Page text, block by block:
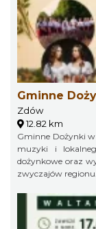
Gminne
Zdów
12.82 km
Gminne Dożynki
muzyki i
dożynkowe oraz
zwyczajów regionu.